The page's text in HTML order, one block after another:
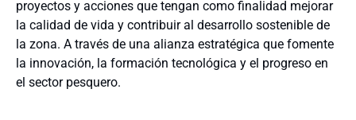
proyectos y acciones que tengan como finalidad mejorar
la calidad de vida y contribuir al desarrollo sostenible de
la zona. A través de una alianza estratégica que fomente
la innovación, la formación tecnológica y el progreso en
el sector pesquero.